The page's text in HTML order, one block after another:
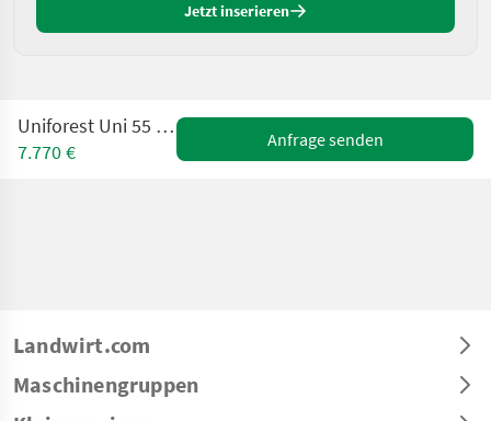
Jetzt inserieren
Uniforest Uni 55 Hpro-BL-Stop
7.770 €
Anfrage senden
Landwirt.com
Maschinengruppen